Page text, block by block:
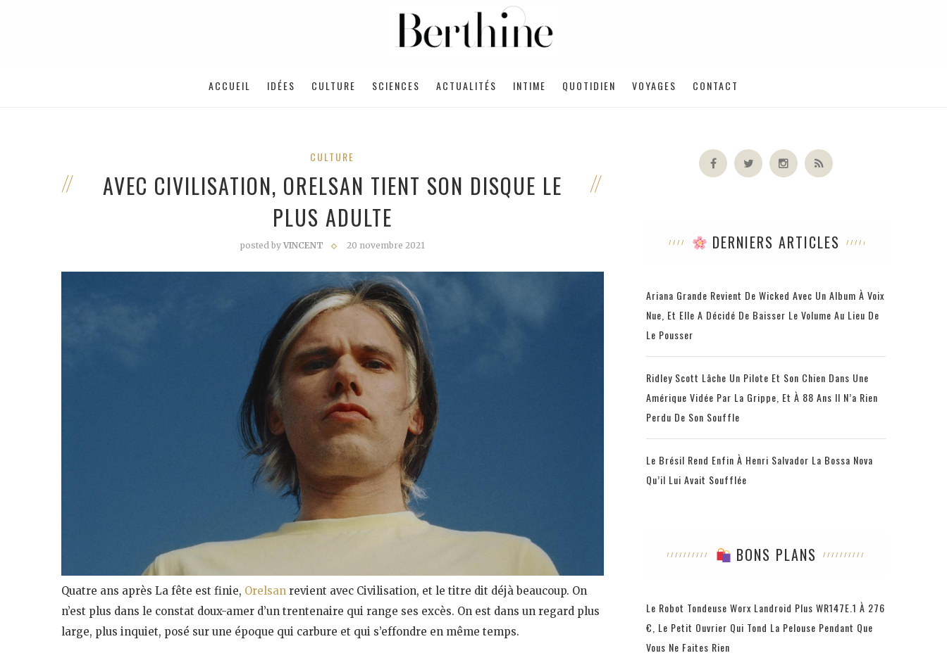
ACCUEIL IDÉES CULTURE SCIENCES ACTUALITÉS INTIME QUOTIDIEN VOYAGES CONTACT
CULTURE
AVEC CIVILISATION, ORELSAN TIENT SON DISQUE LE
PLUS ADULTE
posted by VINCENT 20 novembre 2021
Quatre ans après La fête est finie, Orelsan revient avec Civilisation, et le titre dit déjà beaucoup. On
n’est plus dans le constat doux-amer d’un trentenaire qui range ses excès. On est dans un regard plus
large, plus inquiet, posé sur une époque qui carbure et qui s’effondre en même temps.
DERNIERS ARTICLES
Ariana Grande Revient De Wicked Avec Un Album À Voix
Nue, Et Elle A Décidé De Baisser Le Volume Au Lieu De
Le Pousser
Ridley Scott Lâche Un Pilote Et Son Chien Dans Une
Amérique Vidée Par La Grippe, Et À 88 Ans Il N’a Rien
Perdu De Son Souffle
Le Brésil Rend Enfin À Henri Salvador La Bossa Nova
Qu’il Lui Avait Soufflée
BONS PLANS
Le Robot Tondeuse Worx Landroid Plus WR147E.1 À 276
€, Le Petit Ouvrier Qui Tond La Pelouse Pendant Que
Vous Ne Faites Rien